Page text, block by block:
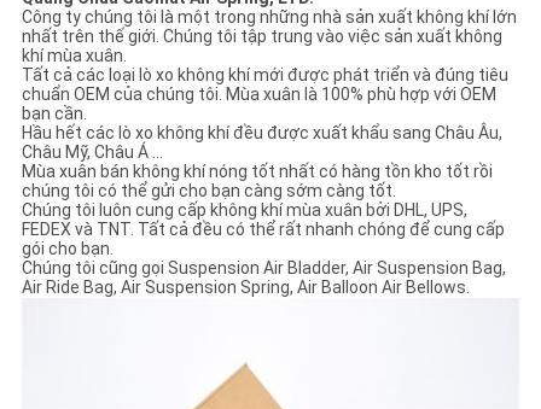
Công ty chúng tôi là một trong những nhà sản xuất không khí lớn
nhất trên thế giới. Chúng tôi tập trung vào việc sản xuất không
khí mùa xuân.
Tất cả các loại lò xo không khí mới được phát triển và đúng tiêu
chuẩn OEM của chúng tôi. Mùa xuân là 100% phù hợp với OEM
bạn cần.
Hầu hết các lò xo không khí đều được xuất khẩu sang Châu Âu,
Châu Mỹ, Châu Á ...
Mùa xuân bán không khí nóng tốt nhất có hàng tồn kho tốt rồi
chúng tôi có thể gửi cho bạn càng sớm càng tốt.
Chúng tôi luôn cung cấp không khí mùa xuân bởi DHL, UPS,
FEDEX và TNT. Tất cả đều có thể rất nhanh chóng để cung cấp
gói cho bạn.
Chúng tôi cũng gọi Suspension Air Bladder, Air Suspension Bag,
Air Ride Bag, Air Suspension Spring, Air Balloon Air Bellows.